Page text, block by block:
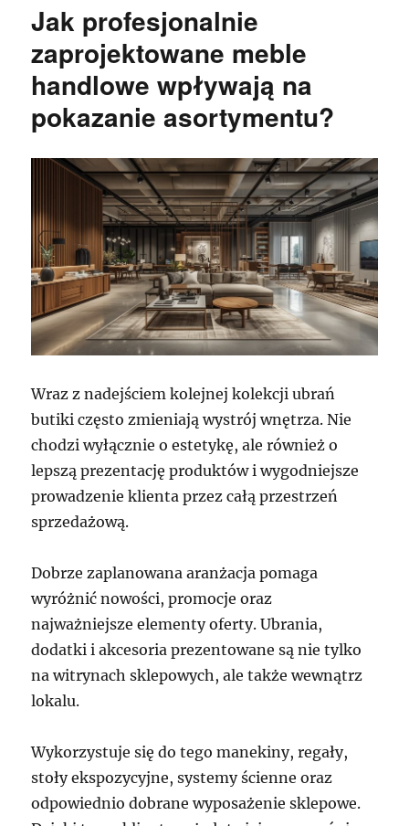
Jak profesjonalnie
zaprojektowane meble
handlowe wpływają na
pokazanie asortymentu?
Wraz z nadejściem kolejnej kolekcji ubrań
butiki często zmieniają wystrój wnętrza. Nie
chodzi wyłącznie o estetykę, ale również o
lepszą prezentację produktów i wygodniejsze
prowadzenie klienta przez całą przestrzeń
sprzedażową.
Dobrze zaplanowana aranżacja pomaga
wyróżnić nowości, promocje oraz
najważniejsze elementy oferty. Ubrania,
dodatki i akcesoria prezentowane są nie tylko
na witrynach sklepowych, ale także wewnątrz
lokalu.
Wykorzystuje się do tego manekiny, regały,
stoły ekspozycyjne, systemy ścienne oraz
odpowiednio dobrane wyposażenie sklepowe.